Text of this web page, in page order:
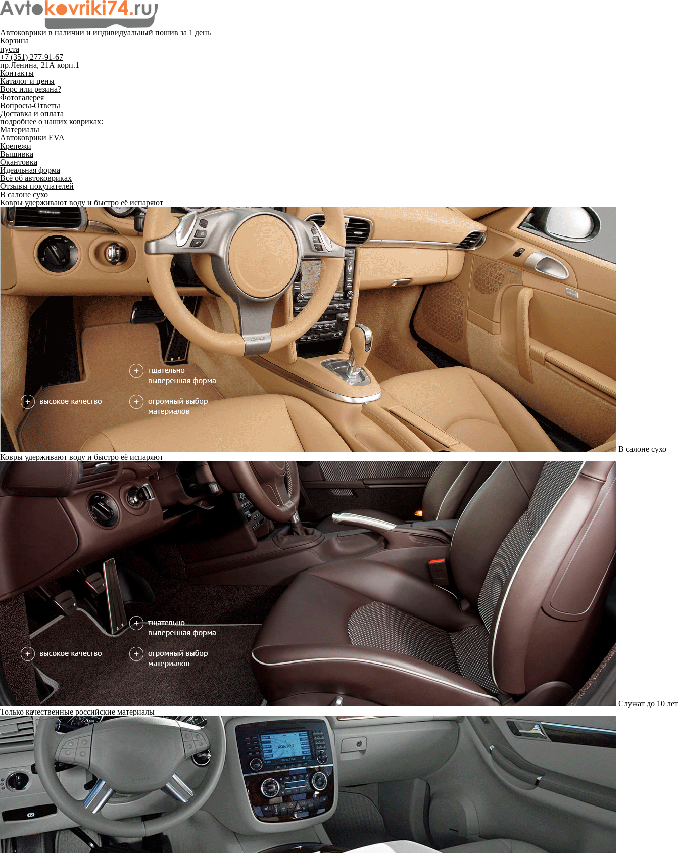
Автоковрики в наличии и индивидуальный пошив за 1 день
Корзина
пуста
+7 (351) 277-91-67
пр.Ленина, 21А корп.1
Контакты
Каталог и цены
Ворс или резина?
Фотогалерея
Вопросы-Ответы
Доставка и оплата
подробнее о наших ковриках:
Материалы
Автоковрики EVA
Крепежи
Вышивка
Окантовка
Идеальная форма
Всё об автоковриках
Отзывы покупателей
В салоне сухо
Ковры удерживают воду и быстро её испаряют
В салоне сухо
Ковры удерживают воду и быстро её испаряют
Служат до 10 лет
Только качественные российские материалы